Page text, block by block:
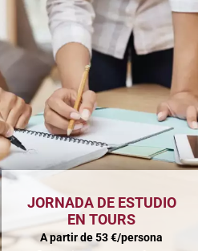
JORNADA DE ESTUDIO
EN TOURS
A partir de 53 €/persona